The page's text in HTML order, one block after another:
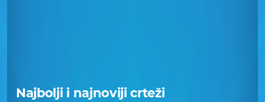
Najbolji i najnoviji crteži